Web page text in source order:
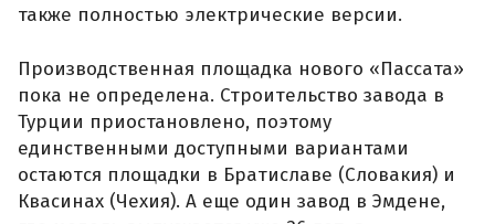
также полностью электрические версии.
Производственная площадка нового «Пассата»
пока не определена. Строительство завода в
Турции приостановлено, поэтому
единственными доступными вариантами
остаются площадки в Братиславе (Словакия) и
Квасинах (Чехия). А еще один завод в Эмдене,